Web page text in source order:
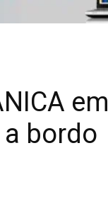
em
a bordo